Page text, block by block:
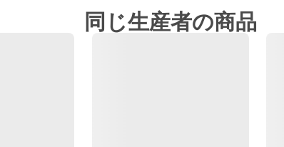
同じ生産者の商品